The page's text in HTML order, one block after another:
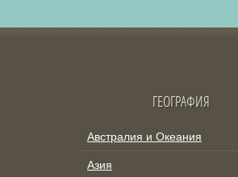
ГЕОГРАФИЯ
Австралия и Океания
Азия